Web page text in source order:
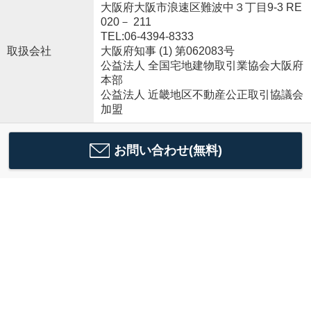
取扱会社
大阪府大阪市浪速区難波中３丁目9-3 RE
020－ 211
TEL:06-4394-8333
大阪府知事 (1) 第062083号
公益法人 全国宅地建物取引業協会大阪府
本部
公益法人 近畿地区不動産公正取引協議会
加盟
お問い合わせ(無料)